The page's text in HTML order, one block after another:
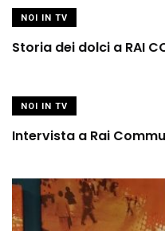
NOI IN TV
Storia dei dolci a RAI
NOI IN TV
Intervista a Rai